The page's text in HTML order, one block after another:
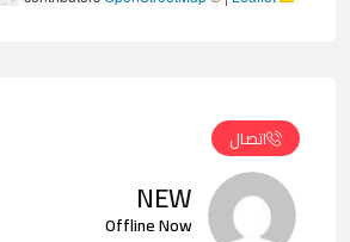
اتصال
NEW
Offline Now